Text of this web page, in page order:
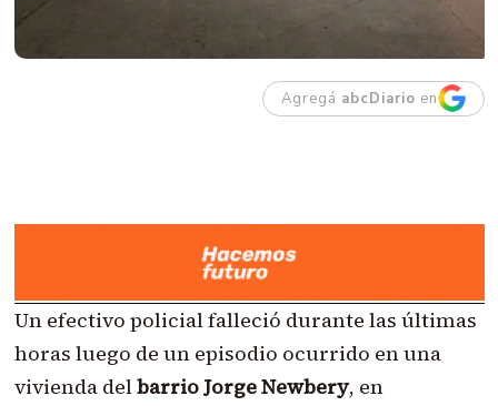
Agregá abcDiario en
Un efectivo policial falleció durante las últimas
horas luego de un episodio ocurrido en una
vivienda delbarrio Jorge Newbery, en